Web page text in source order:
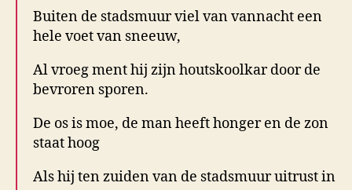
Buiten de stadsmuur viel van vannacht een
hele voet van sneeuw,
Al vroeg ment hij zijn houtskoolkar door de
bevroren sporen.
De os is moe, de man heeft honger en de zon
staat hoog
Als hij ten zuiden van de stadsmuur uitrust in